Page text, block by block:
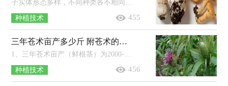
种植技术 455
三年苍术亩产多少斤 附苍术的种植方法
种植技术 456